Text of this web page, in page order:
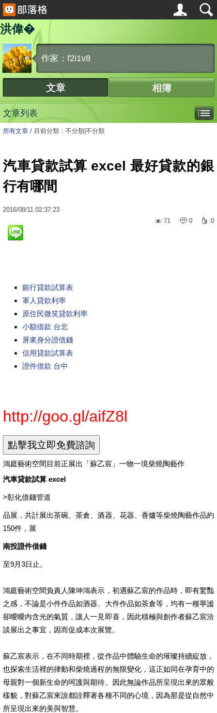
洪偉�
作家：f2i1v8
文章 相簿
文章列表
所有文章 / 目前分類：不分類|不分類
汽車貸款試算 excel 最好貸款的銀
行有哪間
2016/08/11 02:37:23
71
0 0
銀行貸款試算表
軍人貸款利率
原住民微笑貸款利率
小額借款 台北
屏東身分證借錢
信用貸款試算表
證件借款 台中
http://goo.gl/aifZ8l
鴻庭藝術空間目前正展出「蘇乙宸」一物一境柴燒陶藝作
汽車貸款試算 excel
>彰化借錢管道
品展，共計展出茶碗、茶倉、酒器、花器、香爐等柴燒陶藝作品約
150件，展
南投證件借錢
至9月3日止。
鴻庭藝術空間負責人陳坤鴻表示，初遇蘇乙宸的作品時，即有驚豔
之感，不論是小件作品如酒器、大件作品如茶倉等，均有一種寧謐
卻曖曖內含光的氣質，讓人一見即喜，因此積極與創作者蘇乙宸洽
談展出之事宜，因而促成本次展覽。
蘇乙宸表示，在不同時期裡，從作品中體驗生命的璀璨持續綻放，
也探索生活裡的律動和柴燒過程的無限變化，這正如同在孕育中的
母親對一個新生命的呵護與期待。因此無論作品所呈現出來的眾般
樣貌，對蘇乙宸來說都詮釋著各種不同的心境，因為那是從自然中
所呈現出來的美與智慧。